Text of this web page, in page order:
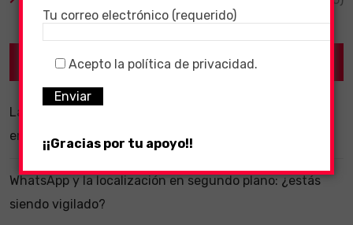
Recent Posts
La importancia de un software ERP dentro de una
empresa
WhatsApp y la localización en segundo plano: ¿estás
siendo vigilado?
Tu correo electrónico (requerido)
Acepto la política de privacidad.
¡¡Gracias por tu apoyo!!